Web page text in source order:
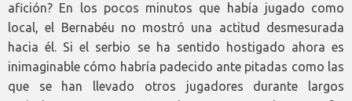
afición? En los pocos minutos que había jugado como
local, el Bernabéu no mostró una actitud desmesurada
hacia él. Si el serbio se ha sentido hostigado ahora es
inimaginable cómo habría padecido ante pitadas como las
que se han llevado otros jugadores durante largos